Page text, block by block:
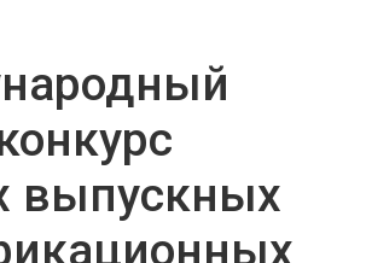
выпускных